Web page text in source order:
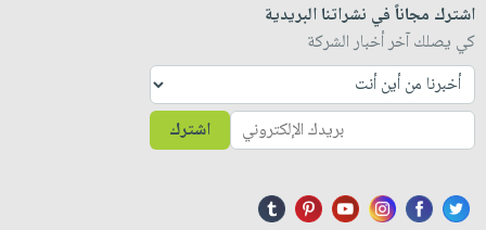
اشترك مجاناً في نشراتنا البريدية
كي يصلك آخر أخبار الشركة
اشترك